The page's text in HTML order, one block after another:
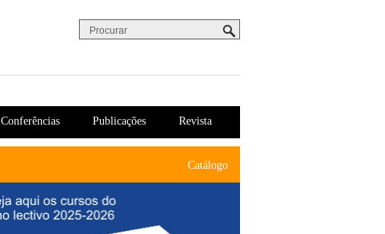
Formulário de procura
Revista
Publicações
Conferências
Catálogo